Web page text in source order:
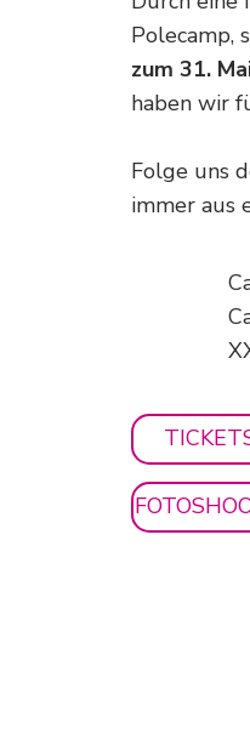
Polecamp,
zum 31.
haben wir
Folge uns
immer aus